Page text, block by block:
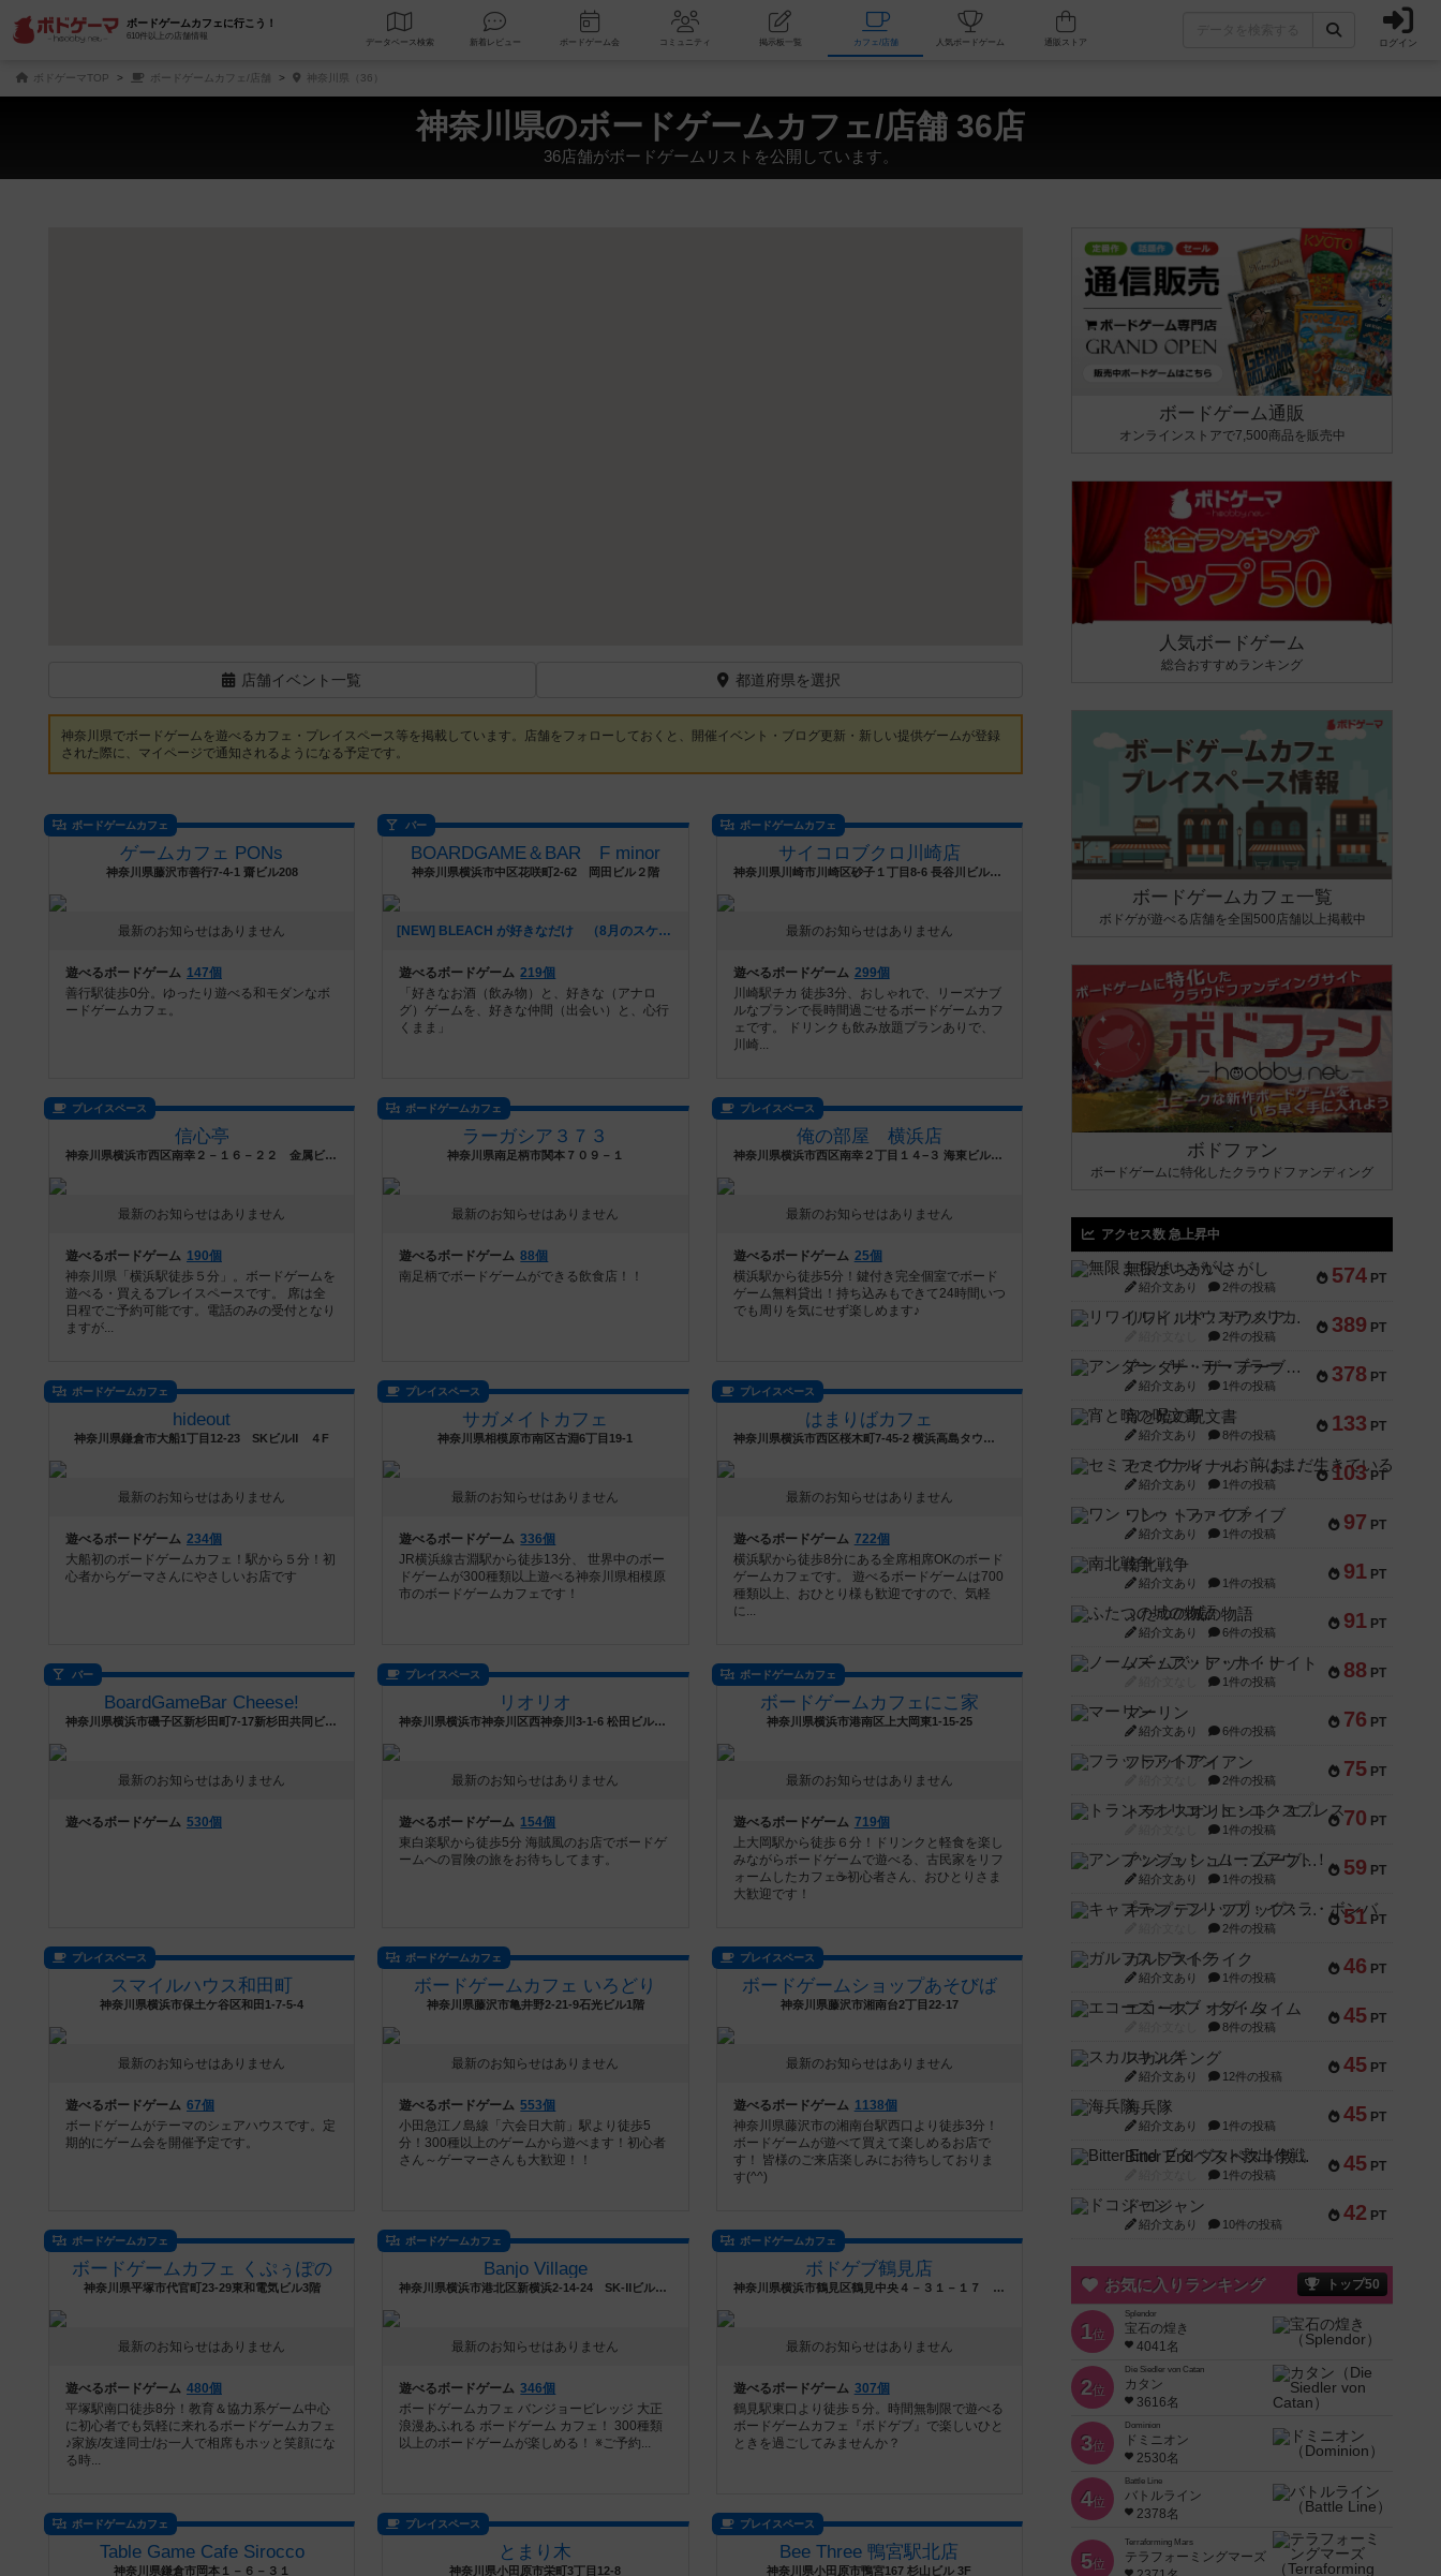
ボードゲームカフェに行こう！
610件以上の店舗情報
データベース 検索 新着レビュー ボードゲーム会 コミュニティ 掲示板一覧 カフェ/店舗 人気ボードゲーム ログイン
ボドゲーマTOP ボードゲームカフェ/店舗 神奈川県（36）
神奈川県のボードゲームカフェ/店舗 36店
36店舗がボードゲームリストを公開しています。
店舗イベント一覧 都道府県を選択
神奈川県でボードゲームを遊べるカフェ・プレイスペース等を掲載しています。店舗をフォローしておくと、開催イベント・ブログ更新・新しい提供ゲームが登録
された際に、マイページで通知されるようになる予定です。
ボードゲームカフェ
ゲームカフェ PONs
神奈川県藤沢市善行7-4-1 齋ビル208
最新のお知らせはありません
遊べるボードゲーム 147個
善行駅徒歩0分。ゆったり遊べる和モダンなボ
ードゲームカフェ。
バー
BOARDGAME＆BAR F minor
神奈川県横浜市中区花咲町2-62 岡田ビル２階
[NEW] BLEACH が好きなだけ （8月のスケジュールとか）（2026年07月16日 03時46分）
遊べるボードゲーム 219個
「好きなお酒（飲み物）と、好きな（アナロ
グ）ゲームを、好きな仲間（出会い）と、心行
くまま」
ボードゲームカフェ
サイコロブクロ川崎店
神奈川県川崎市川崎区砂子１丁目8-6 長谷川ビル202
最新のお知らせはありません
遊べるボードゲーム 299個
川崎駅チカ 徒歩3分、おしゃれで、リーズナブ
ルなプランで長時間過ごせるボードゲームカフ
ェです。 ドリンクも飲み放題プランありで、
川崎...
プレイスペース
信心亭
神奈川県横浜市西区南幸２－１６－２２ 金属ビル９階
最新のお知らせはありません
遊べるボードゲーム 190個
神奈川県「横浜駅徒歩５分」。ボードゲームを
遊べる・買えるプレイスペースです。 席は全
日程でご予約可能です。電話のみの受付となり
ますが...
ボードゲームカフェ
ラーガシア３７３
神奈川県南足柄市関本７０９－１
最新のお知らせはありません
遊べるボードゲーム 88個
南足柄でボードゲームができる飲食店！！
プレイスペース
俺の部屋 横浜店
神奈川県横浜市西区南幸２丁目１４−３ 海東ビル２F
最新のお知らせはありません
遊べるボードゲーム 25個
横浜駅から徒歩5分！鍵付き完全個室でボード
ゲーム無料貸出！持ち込みもできて24時間いつ
でも周りを気にせず楽しめます♪
ボードゲームカフェ
hideout
神奈川県鎌倉市大船1丁目12-23 SKビルⅡ ４F
最新のお知らせはありません
遊べるボードゲーム 234個
大船初のボードゲームカフェ！駅から５分！初
心者からゲーマさんにやさしいお店です
プレイスペース
サガメイトカフェ
神奈川県相模原市南区古淵6丁目19-1
最新のお知らせはありません
遊べるボードゲーム 336個
JR横浜線古淵駅から徒歩13分、 世界中のボー
ドゲームが300種類以上遊べる神奈川県相模原
市のボードゲームカフェです！
プレイスペース
はまりばカフェ
神奈川県横浜市西区桜木町7-45-2 横浜高島タウンハイツ2階
最新のお知らせはありません
遊べるボードゲーム 722個
横浜駅から徒歩8分にある全席相席OKのボード
ゲームカフェです。 遊べるボードゲームは700
種類以上、おひとり様も歓迎ですので、気軽
に...
バー
BoardGameBar Cheese!
神奈川県横浜市磯子区新杉田町7-17新杉田共同ビル2F
最新のお知らせはありません
遊べるボードゲーム 530個
プレイスペース
リオリオ
神奈川県横浜市神奈川区西神奈川3-1-6 松田ビル3階A号室
最新のお知らせはありません
遊べるボードゲーム 154個
東白楽駅から徒歩5分 海賊風のお店でボードゲ
ームへの冒険の旅をお待ちしてます。
ボードゲームカフェ
ボードゲームカフェにこ家
神奈川県横浜市港南区上大岡東1-15-25
最新のお知らせはありません
遊べるボードゲーム 719個
上大岡駅から徒歩６分！ドリンクと軽食を楽し
みながらボードゲームで遊べる、古民家をリフ
ォームしたカフェ☕️初心者さん、おひとりさま
大歓迎です！
プレイスペース
スマイルハウス和田町
神奈川県横浜市保土ケ谷区和田1-7-5-4
最新のお知らせはありません
遊べるボードゲーム 67個
ボードゲームがテーマのシェアハウスです。定
期的にゲーム会を開催予定です。
ボードゲームカフェ
ボードゲームカフェ いろどり
神奈川県藤沢市亀井野2-21-9石光ビル1階
最新のお知らせはありません
遊べるボードゲーム 553個
小田急江ノ島線「六会日大前」駅より徒歩5
分！300種以上のゲームから遊べます！初心者
さん～ゲーマーさんも大歓迎！！
プレイスペース
ボードゲームショップあそびば
神奈川県藤沢市湘南台2丁目22-17
最新のお知らせはありません
遊べるボードゲーム 1138個
神奈川県藤沢市の湘南台駅西口より徒歩3分！
ボードゲームが遊べて買えて楽しめるお店で
す！ 皆様のご来店楽しみにお待ちしておりま
す(^^)
ボードゲームカフェ
ボードゲームカフェ くぷぅぽの
神奈川県平塚市代官町23-29東和電気ビル3階
最新のお知らせはありません
遊べるボードゲーム 480個
平塚駅南口徒歩8分！教育＆協力系ゲーム中心
に初心者でも気軽に来れるボードゲームカフェ
♪家族/友達同士/お一人で相席もホッと笑顔にな
る時...
ボードゲームカフェ
Banjo Village
神奈川県横浜市港北区新横浜2-14-24 SK‐Ⅱビル５階A
最新のお知らせはありません
遊べるボードゲーム 346個
ボードゲームカフェ バンジョービレッジ 大正
浪漫あふれる ボードゲーム カフェ！ 300種類
以上のボードゲームが楽しめる！ ※ご予約...
ボードゲームカフェ
ボドゲブ鶴見店
神奈川県横浜市鶴見区鶴見中央４－３１－１７ 良友ビル３F
最新のお知らせはありません
遊べるボードゲーム 307個
鶴見駅東口より徒歩５分。時間無制限で遊べる
ボードゲームカフェ『ボドゲブ』で楽しいひと
ときを過ごしてみませんか？
ボードゲームカフェ
Table Game Cafe Sirocco
神奈川県鎌倉市岡本１－６－３１
プレイスペース
とまり木
神奈川県小田原市栄町3丁目12-8
プレイスペース
Bee Three 鴨宮駅北店
神奈川県小田原市鴨宮167 杉山ビル 3F
ボードゲーム通販
オンラインストアで7,500商品を販売中
人気ボードゲーム
総合おすすめランキング
ボードゲームカフェ一覧
ボドゲが遊べる店舗を全国500店舗以上掲載中
ボドファン
ボードゲームに特化したクラウドファンディング
アクセス数 急上昇中
574 PT
無限まちがいさがし
紹介文あり 2件の投稿
389 PT
リワイルド：サウスアメリカ
2件の投稿
378 PT
アンダー・ザ・テーブラー
紹介文あり 1件の投稿
133 PT
宵と暁の呪文書
紹介文あり 8件の投稿
103 PT
セミファイナル ～お前はまだ生きている～
紹介文あり 1件の投稿
97 PT
ワン・トゥ・ファイブ
紹介文あり 1件の投稿
91 PT
南北戦争
紹介文あり 1件の投稿
91 PT
ふたつの城の物語
紹介文あり 6件の投稿
88 PT
ノームズ・アット・ナイト
1件の投稿
76 PT
マーリン
紹介文あり 6件の投稿
75 PT
フラットアイアン
2件の投稿
70 PT
トランスオリエント・エクスプレス
1件の投稿
59 PT
アンブッシュ！：ムーブアウト！
紹介文あり 1件の投稿
51 PT
キャプテン・フリップ：イスラ・ボンバ
2件の投稿
46 PT
ガルフストライク
紹介文あり 1件の投稿
45 PT
エコーズ・オブ・タイム
8件の投稿
45 PT
スカルキング
紹介文あり 12件の投稿
45 PT
海兵隊
紹介文あり 1件の投稿
45 PT
Bitter End ブタペスト救出作戦
1件の投稿
42 PT
ドコジャン
紹介文あり 10件の投稿
お気に入りランキング トップ50
1位
Splendor
宝石の煌き
4041名
2位
Die Siedler von Catan
カタン
3616名
3位
Dominion
ドミニオン
2530名
4位
Battle Line
バトルライン
2378名
5位
Terraforming Mars
テラフォーミングマーズ